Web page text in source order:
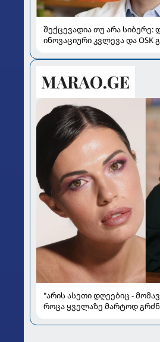
შექცევადია თუ არა სიბერე:
ინოვაციური კვლევა და OSK
"არის ასეთი დღეებიც -
როცა ყველაზე მარტოდ